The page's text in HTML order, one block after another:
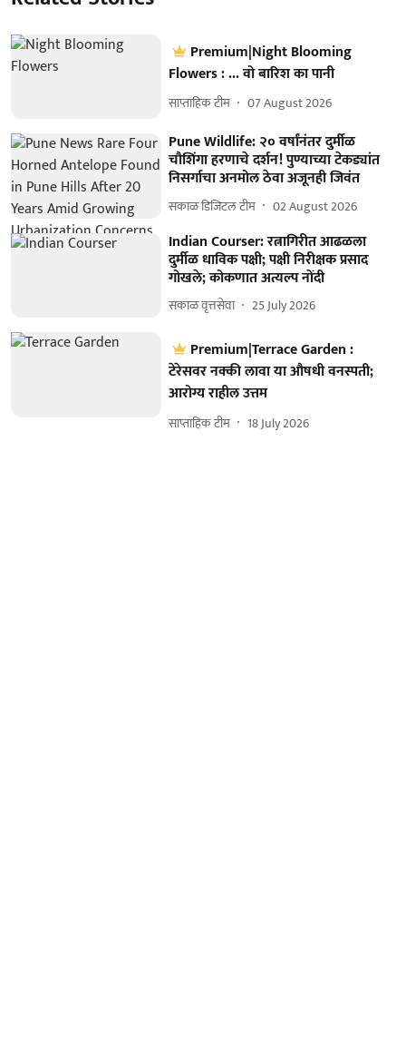
Premium|Night Blooming
Flowers : ... वो बारिश का पानी
साप्ताहिक टीम 07 August 2026
Pune Wildlife: २० वर्षांनंतर दुर्मीळ
चौशिंगा हरणाचे दर्शन! पुण्याच्या टेकड्यांत
निसर्गाचा अनमोल ठेवा अजूनही जिवंत
सकाळ डिजिटल टीम 02 August 2026
Indian Courser: रत्नागिरीत आढळला
दुर्मीळ धाविक पक्षी; पक्षी निरीक्षक प्रसाद
गोखले; कोकणात अत्यल्प नोंदी
सकाळ वृत्तसेवा 25 July 2026
Premium|Terrace Garden :
टेरेसवर नक्की लावा या औषधी वनस्पती;
आरोग्य राहील उत्तम
साप्ताहिक टीम 18 July 2026